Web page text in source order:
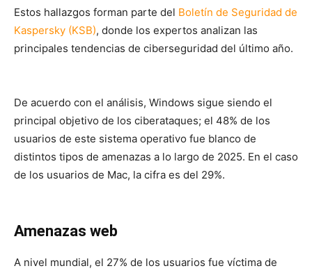
Estos hallazgos forman parte del Boletín de Seguridad de
Kaspersky (KSB), donde los expertos analizan las
principales tendencias de ciberseguridad del último año.
De acuerdo con el análisis, Windows sigue siendo el
principal objetivo de los ciberataques; el 48% de los
usuarios de este sistema operativo fue blanco de
distintos tipos de amenazas a lo largo de 2025. En el caso
de los usuarios de Mac, la cifra es del 29%.
Amenazas web
A nivel mundial, el 27% de los usuarios fue víctima de